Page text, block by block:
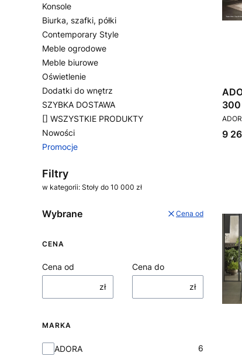
Konsole
Biurka, szafki, półki
Contemporary Style
Meble ogrodowe
Meble biurowe
Oświetlenie
Dodatki do wnętrz
SZYBKA DOSTAWA
[] WSZYSTKIE PRODUKTY
Nowości
Promocje
Filtry
w kategorii: Stoły do 10 000 zł
Wybrane Cena od
CENA
Cena od
zł
Cena do
zł
MARKA
Marka
ADORA 6
300
9